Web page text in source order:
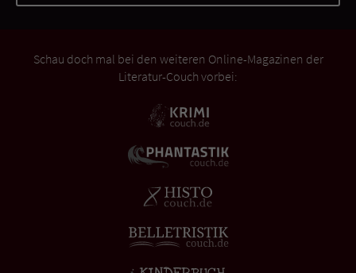
Schau doch mal bei den weiteren Online-Magazinen der
Literatur-Couch vorbei: